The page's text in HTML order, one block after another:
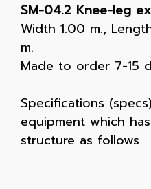
SM-04.2 Knee-leg
Width 1.00 m.,
m.
Made to order 7-15
Specifications
equipment which
structure as follows